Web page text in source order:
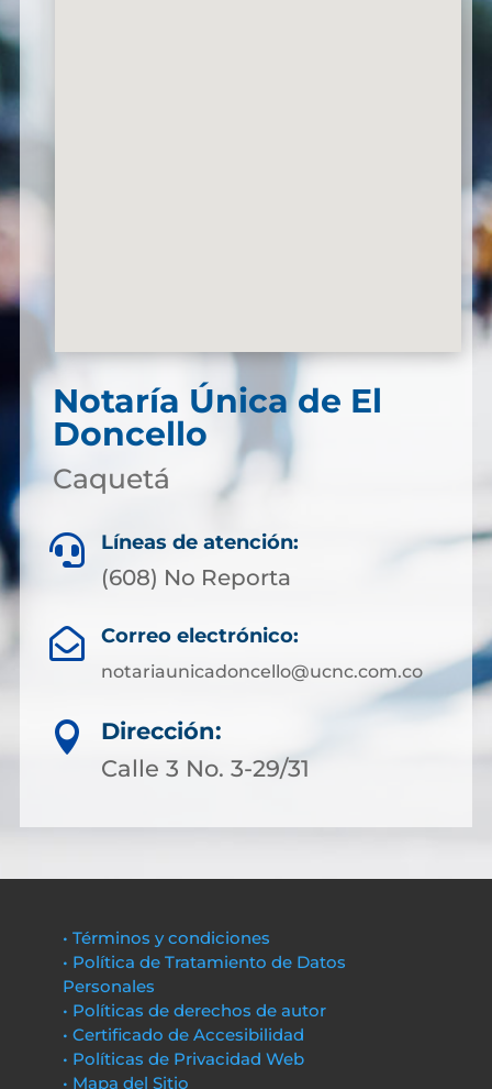
Notaría Única de El
Doncello
Caquetá
 Líneas de atención:
(608) No Reporta
 Correo electrónico:
notariaunicadoncello@ucnc.com.co

Dirección:
Calle 3 No. 3-29/31
• Términos y condiciones
• Política de Tratamiento de Datos
Personales
• Políticas de derechos de autor
• Certificado de Accesibilidad
• Políticas de Privacidad Web
• Mapa del Sitio